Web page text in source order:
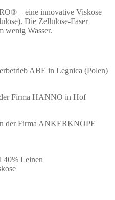
– eine innovative Viskose
Die Zellulose-Faser
wenig Wasser.
ABE in Legnica (Polen)
Firma HANNO in Hof
der Firma ANKERKNOPF
Leinen